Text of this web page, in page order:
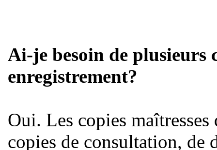
Ai-je besoin de plusieurs
enregistrement?
Oui. Les copies
copies de consultation,